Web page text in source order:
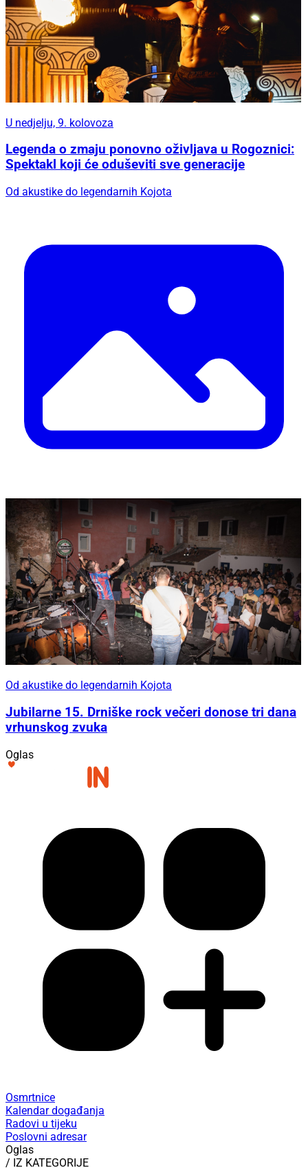
U nedjelju, 9. kolovoza
Legenda o zmaju ponovno oživljava u Rogoznici:
Spektakl koji će oduševiti sve generacije
Od akustike do legendarnih Kojota
Od akustike do legendarnih Kojota
Jubilarne 15. Drniške rock večeri donose tri dana
vrhunskog zvuka
Oglas
Osmrtnice
Kalendar događanja
Radovi u tijeku
Poslovni adresar
Oglas
/ IZ KATEGORIJE